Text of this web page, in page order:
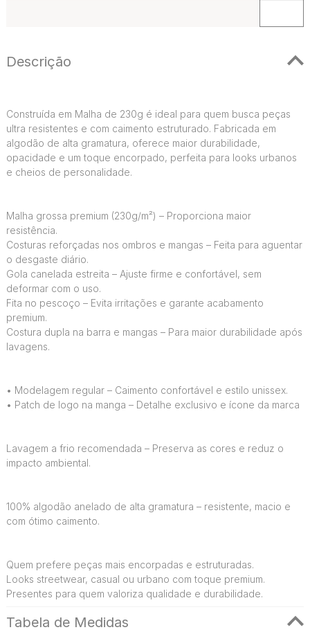
Descrição
Construída em Malha de 230g é ideal para quem busca peças
ultra resistentes e com caimento estruturado. Fabricada em
algodão de alta gramatura, oferece maior durabilidade,
opacidade e um toque encorpado, perfeita para looks urbanos
e cheios de personalidade.
Malha grossa premium (230g/m²) – Proporciona maior
resistência.
Costuras reforçadas nos ombros e mangas – Feita para aguentar
o desgaste diário.
Gola canelada estreita – Ajuste firme e confortável, sem
deformar com o uso.
Fita no pescoço – Evita irritações e garante acabamento
premium.
Costura dupla na barra e mangas – Para maior durabilidade após
lavagens.
• Modelagem regular – Caimento confortável e estilo unissex.
• Patch de logo na manga – Detalhe exclusivo e ícone da marca
Lavagem a frio recomendada – Preserva as cores e reduz o
impacto ambiental.
100% algodão anelado de alta gramatura – resistente, macio e
com ótimo caimento.
Quem prefere peças mais encorpadas e estruturadas.
Looks streetwear, casual ou urbano com toque premium.
Presentes para quem valoriza qualidade e durabilidade.
Tabela de Medidas